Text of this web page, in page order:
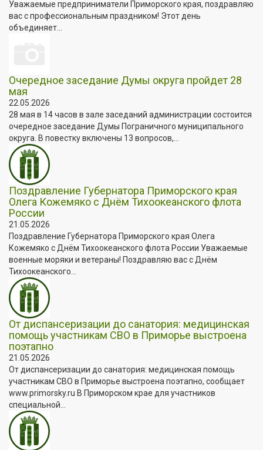
Уважаемые предприниматели Приморского края, поздравляю
вас с профессиональным праздником! Этот день
объединяет...
Очередное заседание Думы округа пройдет 28
мая
22.05.2026
28 мая в 14 часов в зале заседаний администрации состоится
очередное заседание Думы Пограничного муниципального
округа. В повестку включены 13 вопросов,...
Поздравление Губернатора Приморского края
Олега Кожемяко с Днём Тихоокеанского флота
России
21.05.2026
Поздравление Губернатора Приморского края Олега
Кожемяко с Днём Тихоокеанского флота России Уважаемые
военные моряки и ветераны! Поздравляю вас с Днём
Тихоокеанского...
От диспансеризации до санатория: медицинская
помощь участникам СВО в Приморье выстроена
поэтапно
21.05.2026
От диспансеризации до санатория: медицинская помощь
участникам СВО в Приморье выстроена поэтапно, сообщает
www.primorsky.ru В Приморском крае для участников
специальной...